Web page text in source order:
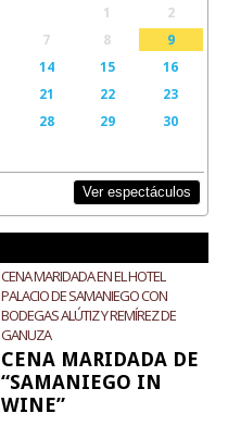
1
2
7 8
9
14 15
16
21 22
23
28 29
30
Ver espectáculos
CENA MARIDADA EN EL HOTEL
PALACIO DE SAMANIEGO CON
BODEGAS ALÚTIZ Y REMÍREZ DE
GANUZA
CENA MARIDADA DE
“SAMANIEGO IN
WINE”